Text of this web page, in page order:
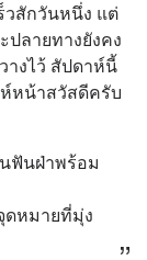
วสักวันหนึ่ง แต่
ลายทางยังคง
างไว้ สัปดาห์นี้
หน้าสวัสดีครับ
ฟันฝ่าพร้อม
ดหมายที่มุ่ง